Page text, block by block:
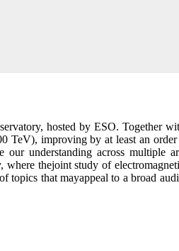
hosted by ESO. Together
TeV), improving by at least an
understanding across multiple
thejoint study of
that mayappeal to a broad